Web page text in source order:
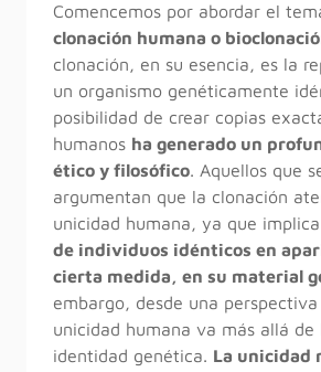
Comencemos por abordar el
clonación humana o
clonación, en su esencia, es la
un organismo genéticamente
posibilidad de crear copias
humanos ha generado un
ético y filosófico. Aquellos que
argumentan que la clonación
unicidad humana, ya que
de individuos idénticos en
cierta medida, en su material
embargo, desde una
unicidad humana va más allá de
identidad genética. La unicidad